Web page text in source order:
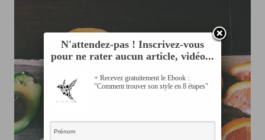
N'attendez-pas ! Inscrivez-vous
pour ne rater aucun article, vidéo...
+ Recevez gratuitement le Ebook :
"Comment trouver son style en 8 étapes"